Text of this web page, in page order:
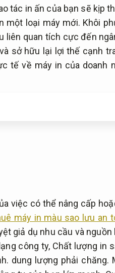
tác in ấn của bạn sẽ kịp
một loại máy mới. Khôi
liên quan tích cực đến
sở hữu lại lợi thế cạnh
tế về máy in của doanh
việc có thể nâng cấp
máy in màu sao lưu an
giả dụ nhu cầu và
công ty, Chất lượng in
dung lượng phải chăng.